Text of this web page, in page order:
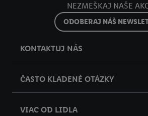
NEZMEŠKAJ NAŠE
ODOBERAJ NÁŠ
KONTAKTUJ NÁS
ČASTO KLADENÉ OTÁZKY
VIAC OD LIDLA